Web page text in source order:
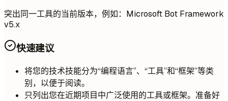
突出同一工具的当前版本，例如：Microsoft Bot Framework
v5.x
快速建议
将您的技术技能分为“编程语言”、“工具”和“框架”等类
别，以便于阅读。
只列出您在近期项目中广泛使用的工具或框架。准备好